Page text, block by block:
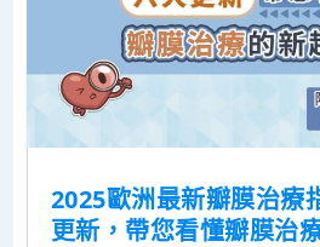
2025歐洲最新瓣膜治療
更新，帶您看懂瓣膜治